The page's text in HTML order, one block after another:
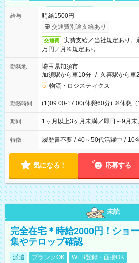
給与
時給1500円
交通費別途支給あり
交通費
実費支給／当社規定あり
万円／月※規定あり
勤務地
埼玉県加須市
加須駅から車10分 / 久喜駅から車
物流・ロジスティクス
勤務時間 (1)09:00-17:00(休憩60分) ※休憩（
期間 1ヶ月以上3ヶ月未満／即日～9月末
特徴 履歴書不要 / 40～50代活躍中 / 10
気になる！ 応募する
未読
完全在宅＊時給2000円！ショ
集やテロップ確認
派遣 ブランクOK WEB登録・面接OK